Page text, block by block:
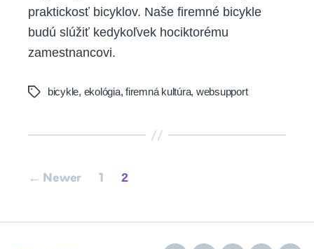
praktickosť bicyklov. Naše firemné bicykle
budú slúžiť kedykoľvek hociktorému
zamestnancovi.
Tags bicykle, ekológia,firemná kultúra, websupport
Posts
← Newer 1 2